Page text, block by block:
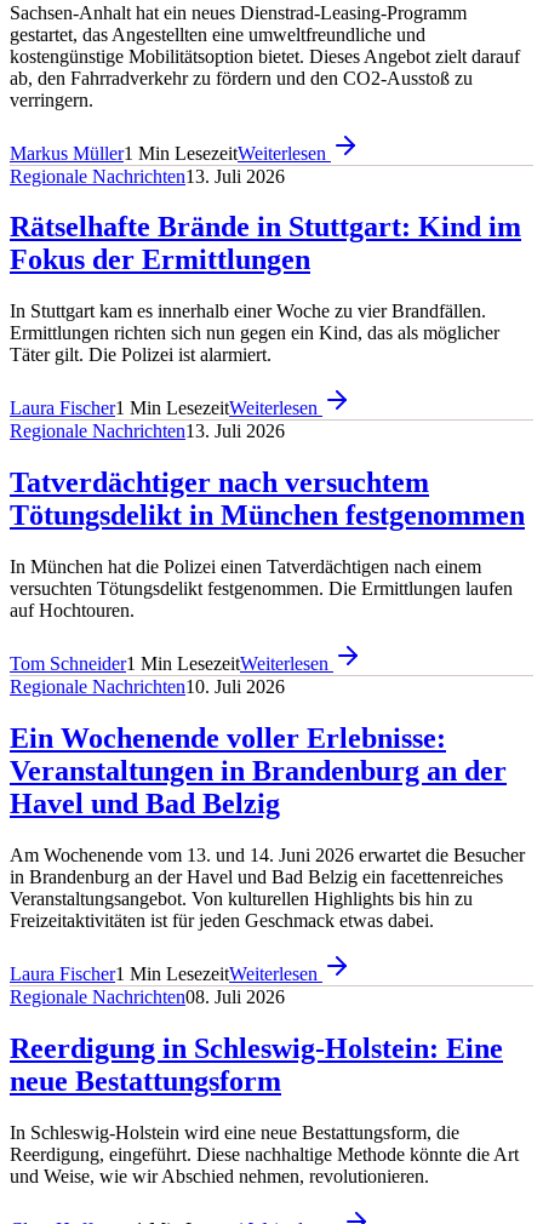
Sachsen-Anhalt hat ein neues Dienstrad-Leasing-Programm
gestartet, das Angestellten eine umweltfreundliche und
kostengünstige Mobilitätsoption bietet. Dieses Angebot zielt darauf
ab, den Fahrradverkehr zu fördern und den CO2-Ausstoß zu
verringern.
Markus Müller1 Min LesezeitWeiterlesen
Regionale Nachrichten13. Juli 2026
Rätselhafte Brände in Stuttgart: Kind im
Fokus der Ermittlungen
In Stuttgart kam es innerhalb einer Woche zu vier Brandfällen.
Ermittlungen richten sich nun gegen ein Kind, das als möglicher
Täter gilt. Die Polizei ist alarmiert.
Laura Fischer1 Min LesezeitWeiterlesen
Regionale Nachrichten13. Juli 2026
Tatverdächtiger nach versuchtem
Tötungsdelikt in München festgenommen
In München hat die Polizei einen Tatverdächtigen nach einem
versuchten Tötungsdelikt festgenommen. Die Ermittlungen laufen
auf Hochtouren.
Tom Schneider1 Min LesezeitWeiterlesen
Regionale Nachrichten10. Juli 2026
Ein Wochenende voller Erlebnisse:
Veranstaltungen in Brandenburg an der
Havel und Bad Belzig
Am Wochenende vom 13. und 14. Juni 2026 erwartet die Besucher
in Brandenburg an der Havel und Bad Belzig ein facettenreiches
Veranstaltungsangebot. Von kulturellen Highlights bis hin zu
Freizeitaktivitäten ist für jeden Geschmack etwas dabei.
Laura Fischer1 Min LesezeitWeiterlesen
Regionale Nachrichten08. Juli 2026
Reerdigung in Schleswig-Holstein: Eine
neue Bestattungsform
In Schleswig-Holstein wird eine neue Bestattungsform, die
Reerdigung, eingeführt. Diese nachhaltige Methode könnte die Art
und Weise, wie wir Abschied nehmen, revolutionieren.